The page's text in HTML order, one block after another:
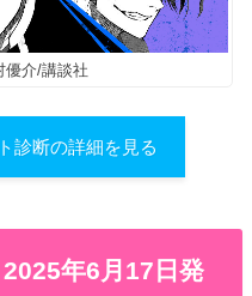
介/講談社
診断の詳細を見る
年6月17日発